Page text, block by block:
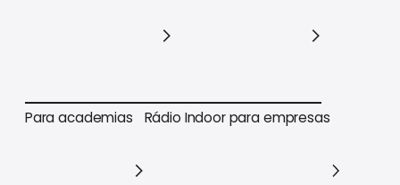
Para varejo em geral Para supermercados
Para academias Rádio Indoor para empresas